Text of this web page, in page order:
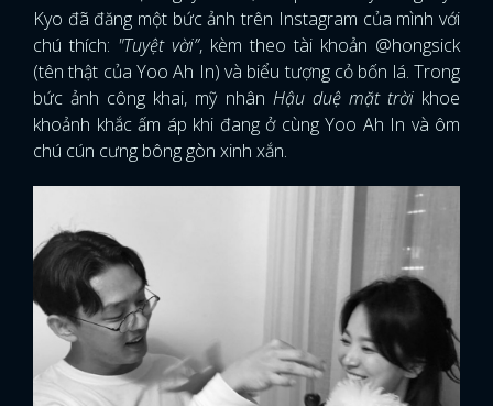
Kyo đã đăng một bức ảnh trên Instagram của mình với
chú thích: "Tuyệt vời”, kèm theo tài khoản @hongsick
(tên thật của Yoo Ah In) và biểu tượng cỏ bốn lá. Trong
bức ảnh công khai, mỹ nhân Hậu duệ mặt trờikhoe
khoảnh khắc ấm áp khi đang ở cùng Yoo Ah In và ôm
chú cún cưng bông gòn xinh xắn.